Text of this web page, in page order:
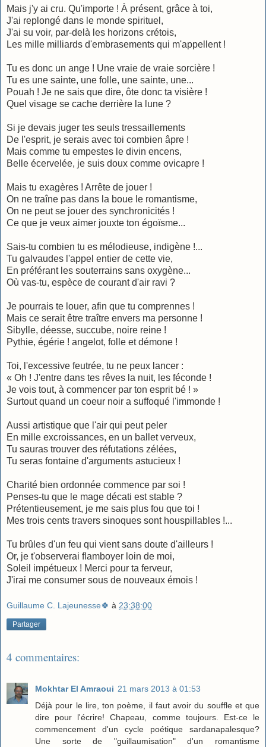
Mais j'y ai cru. Qu'importe ! À présent, grâce à toi,
J'ai replongé dans le monde spirituel,
J'ai su voir, par-delà les horizons crétois,
Les mille milliards d'embrasements qui m'appellent !
Tu es donc un ange ! Une vraie de vraie sorcière !
Tu es une sainte, une folle, une sainte, une...
Pouah ! Je ne sais que dire, ôte donc ta visière !
Quel visage se cache derrière la lune ?
Si je devais juger tes seuls tressaillements
De l'esprit, je serais avec toi combien âpre !
Mais comme tu empestes le divin encens,
Belle écervelée, je suis doux comme ovicapre !
Mais tu exagères ! Arrête de jouer !
On ne traîne pas dans la boue le romantisme,
On ne peut se jouer des synchronicités !
Ce que je veux aimer jouxte ton égoïsme...
Sais-tu combien tu es mélodieuse, indigène !...
Tu galvaudes l'appel entier de cette vie,
En préférant les souterrains sans oxygène...
Où vas-tu, espèce de courant d'air ravi ?
Je pourrais te louer, afin que tu comprennes !
Mais ce serait être traître envers ma personne !
Sibylle, déesse, succube, noire reine !
Pythie, égérie ! angelot, folle et démone !
Toi, l'excessive feutrée, tu ne peux lancer :
« Oh ! J'entre dans tes rêves la nuit, les féconde !
Je vois tout, à commencer par ton esprit bé ! »
Surtout quand un coeur noir a suffoqué l'immonde !
Aussi artistique que l'air qui peut peler
En mille excroissances, en un ballet verveux,
Tu sauras trouver des réfutations zélées,
Tu seras fontaine d'arguments astucieux !
Charité bien ordonnée commence par soi !
Penses-tu que le mage décati est stable ?
Prétentieusement, je me sais plus fou que toi !
Mes trois cents travers sinoques sont houspillables !...
Tu brûles d'un feu qui vient sans doute d'ailleurs !
Or, je t'observerai flamboyer loin de moi,
Soleil impétueux ! Merci pour ta ferveur,
J'irai me consumer sous de nouveaux émois !
Guillaume C. Lajeunesse🍀 à 23:38:00
Partager
4 commentaires:
Mokhtar El Amraoui 21 mars 2013 à 01:53
Déjà pour le lire, ton poème, il faut avoir du souffle et que
dire pour l'écrire! Chapeau, comme toujours. Est-ce le
commencement d'un cycle poétique sardanapalesque?
Une sorte de "guillaumisation" d'un romantisme